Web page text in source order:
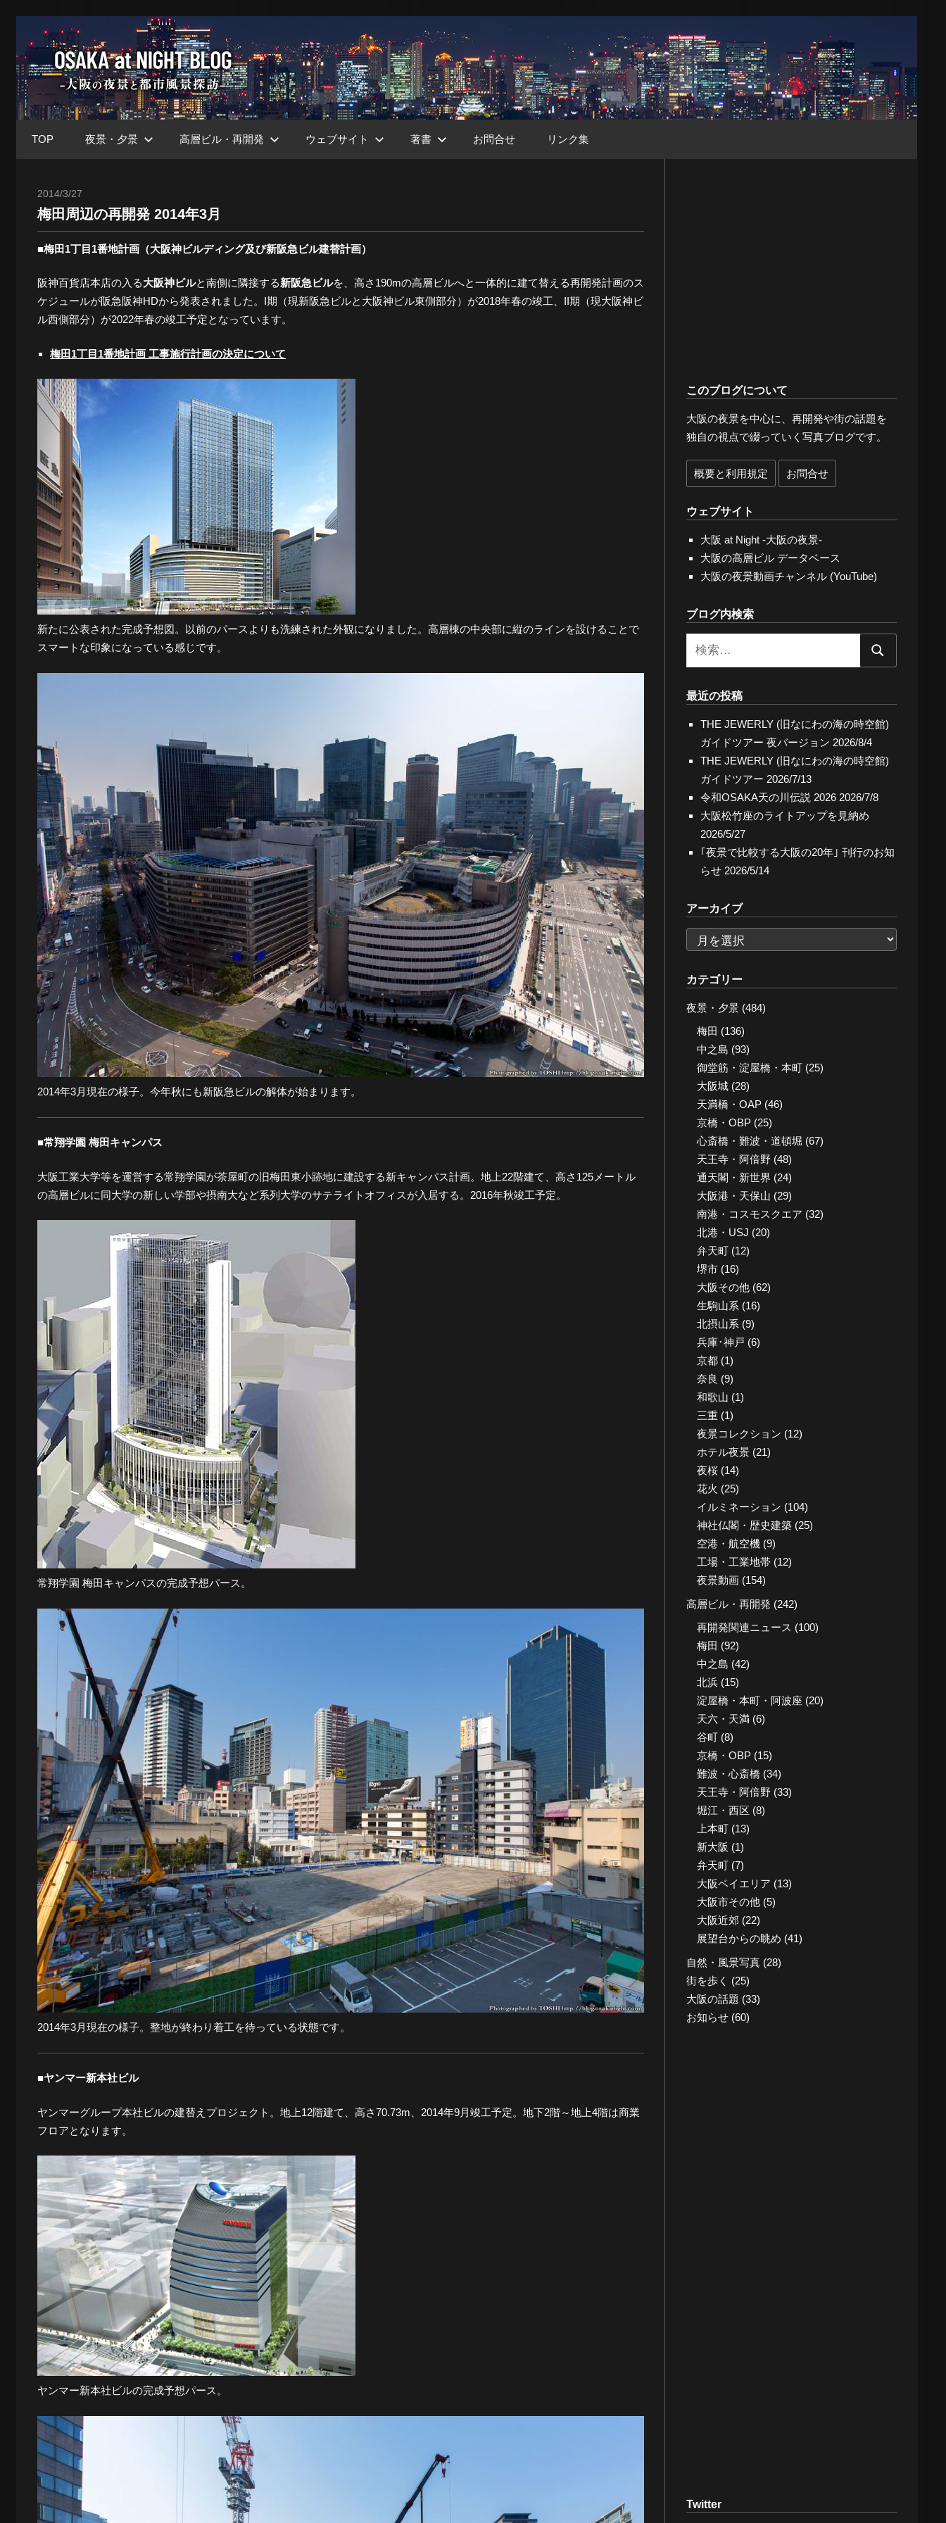
テ
ン
ツ
へ
大
阪
Night
ブ
ロ
グ
-
大
阪
の
と
都
市
風
景
探
訪-
TOP 夜景・夕景 高層ビル・再開発 ウェブサイト 著書 お問合せ リンク集
2014/3/27
梅田周辺の再開発 2014年3月
■梅田1丁目1番地計画（大阪神ビルディング及び新阪急ビル建替計画）
阪神百貨店本店の入る大阪神ビルと南側に隣接する新阪急ビルを、高さ190mの高層ビルへと一体的に建て替える再開発計画のス
ケジュールが阪急阪神HDから発表されました。I期（現新阪急ビルと大阪神ビル東側部分）が2018年春の竣工、II期（現大阪神ビ
ル西側部分）が2022年春の竣工予定となっています。
梅田1丁目1番地計画 工事施行計画の決定について
新たに公表された完成予想図。以前のパースよりも洗練された外観になりました。高層棟の中央部に縦のラインを設けることで
スマートな印象になっている感じです。
2014年3月現在の様子。今年秋にも新阪急ビルの解体が始まります。
■常翔学園 梅田キャンパス
大阪工業大学等を運営する常翔学園が茶屋町の旧梅田東小跡地に建設する新キャンパス計画。地上22階建て、高さ125メートル
の高層ビルに同大学の新しい学部や摂南大など系列大学のサテライトオフィスが入居する。2016年秋竣工予定。
常翔学園 梅田キャンパスの完成予想パース。
2014年3月現在の様子。整地が終わり着工を待っている状態です。
■ヤンマー新本社ビル
ヤンマーグループ本社ビルの建替えプロジェクト。地上12階建て、高さ70.73m、2014年9月竣工予定。地下2階～地上4階は商業
フロアとなります。
ヤンマー新本社ビルの完成予想パース。
このブログについて
大阪の夜景を中心に、再開発や街の話題を
独自の視点で綴っていく写真ブログです。
概要と利用規定 お問合せ
ウェブサイト
大阪 at Night -大阪の夜景-
大阪の高層ビル データベース
大阪の夜景動画チャンネル (YouTube)
ブログ内検索
検
最近の投稿
THE JEWERLY (旧なにわの海の時空館)
ガイドツアー 夜バージョン 2026/8/4
THE JEWERLY (旧なにわの海の時空館)
ガイドツアー 2026/7/13
令和OSAKA天の川伝説 2026 2026/7/8
大阪松竹座のライトアップを見納め
2026/5/27
｢夜景で比較する大阪の20年｣ 刊行のお知
らせ 2026/5/14
アーカイブ
ー
カ
イ
ブ
カテゴリー
夜景・夕景(484)
梅田 (136)
中之島 (93)
御堂筋・淀屋橋・本町(25)
大阪城(28)
天満橋・OAP(46)
京橋・OBP(25)
心斎橋・難波・道頓堀 (67)
天王寺・阿倍野(48)
通天閣・新世界 (24)
大阪港・天保山 (29)
南港・コスモスクエア (32)
北港・USJ (20)
弁天町(12)
堺市(16)
大阪その他(62)
生駒山系 (16)
北摂山系 (9)
兵庫･神戸 (6)
京都(1)
奈良 (9)
和歌山 (1)
三重(1)
夜景コレクション (12)
ホテル夜景(21)
夜桜(14)
花火 (25)
イルミネーション (104)
神社仏閣・歴史建築(25)
空港・航空機(9)
工場・工業地帯(12)
夜景動画(154)
高層ビル・再開発 (242)
再開発関連ニュース (100)
梅田 (92)
中之島 (42)
北浜(15)
淀屋橋・本町・阿波座 (20)
天六・天満(6)
谷町(8)
京橋・OBP(15)
難波・心斎橋(34)
天王寺・阿倍野(33)
堀江・西区 (8)
上本町(13)
新大阪 (1)
弁天町(7)
大阪ベイエリア (13)
大阪市その他(5)
大阪近郊 (22)
展望台からの眺め (41)
自然・風景写真(28)
街を歩く (25)
大阪の話題 (33)
お知らせ(60)
Twitter